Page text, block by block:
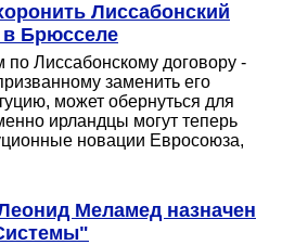
Лиссабонский
в Брюсселе
Лиссабонскому договору -
заменить его
может обернуться для
ирландцы могут теперь
новации Евросоюза,
Меламед назначен